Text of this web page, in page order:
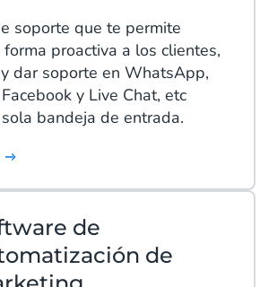
soporte que te permite
proactiva a los clientes,
dar soporte en WhatsApp,
y Live Chat, etc
bandeja de entrada.
de
de